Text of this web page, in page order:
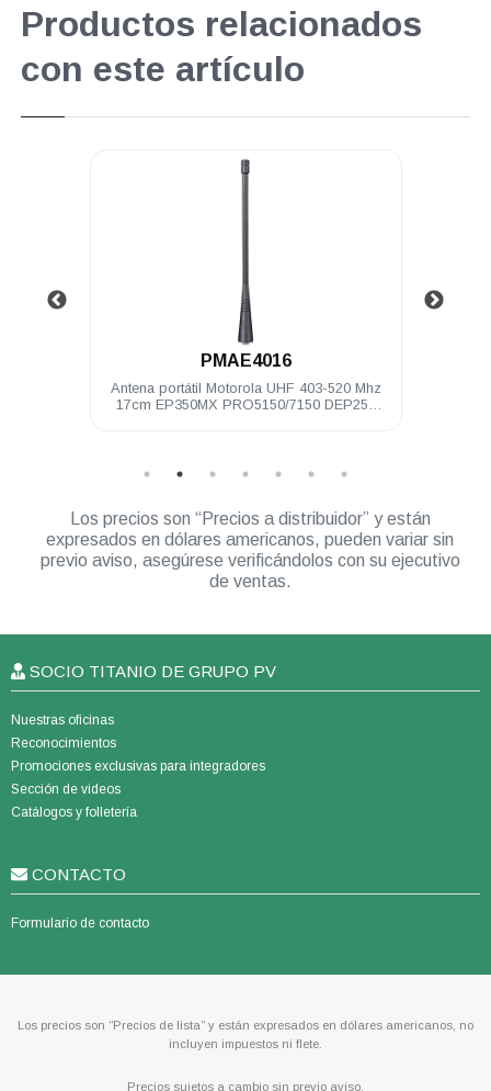
Productos relacionados
con este artículo
PMAE4016
Antena portátil Motorola UHF 403-520 Mhz
17cm EP350MX PRO5150/7150 DEP250
Los precios son “Precios a distribuidor” y están
expresados en dólares americanos, pueden variar sin
previo aviso, asegúrese verificándolos con su ejecutivo
de ventas.
SOCIO TITANIO DE GRUPO PV
Nuestras oficinas
Reconocimientos
Promociones exclusivas para integradores
Sección de videos
Catálogos y folletería
CONTACTO
Formulario de contacto
Los precios son “Precios de lista” y están expresados en dólares americanos, no
incluyen impuestos ni flete.
Precios sujetos a cambio sin previo aviso.